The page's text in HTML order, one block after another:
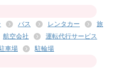
バス レンタカー
旅
航空会社
運転代行サービス
車場 駐輪場